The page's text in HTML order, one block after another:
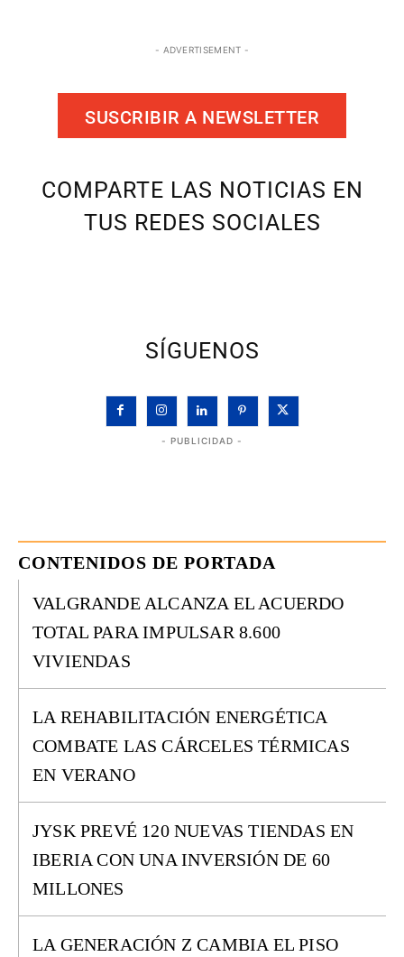
- ADVERTISEMENT -
SUSCRIBIR A NEWSLETTER
COMPARTE LAS NOTICIAS EN
TUS REDES SOCIALES
SÍGUENOS
- PUBLICIDAD -
CONTENIDOS DE PORTADA
VALGRANDE ALCANZA EL ACUERDO
TOTAL PARA IMPULSAR 8.600
VIVIENDAS
LA REHABILITACIÓN ENERGÉTICA
COMBATE LAS CÁRCELES TÉRMICAS
EN VERANO
JYSK PREVÉ 120 NUEVAS TIENDAS EN
IBERIA CON UNA INVERSIÓN DE 60
MILLONES
LA GENERACIÓN Z CAMBIA EL PISO